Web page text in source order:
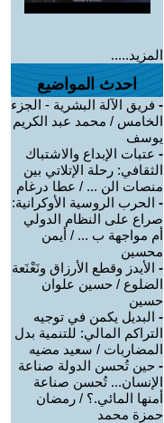
المزيد.....
احدث المواضيع
- فريق الآلة البشرية - الجزء
الخامس / محمد عبد الكريم
يوسف
- عتبات الإبداع والاشتباك
الثقافي: رحلة الإتلاتي بين
منصات الن ... / عطا درغام
- الحرب الروسية الأوكرانية:
صراع على النظام الدولي
أم مواجهة ب ... / أيمن
محسين
- الأيدز وقطع الأرزاق ونَعْنَعة
الضلوع / حسين علوان
حسين
- البديل يكمن في توجيه
التراكم المالي: للتنمية بدل
المضاربات / سعيد مضيه
- حين تُحسن الدولة صناعة
الإنسان... تُحسن صناعة
أمنها المائي.؟ / رمضان
حمزة محمد